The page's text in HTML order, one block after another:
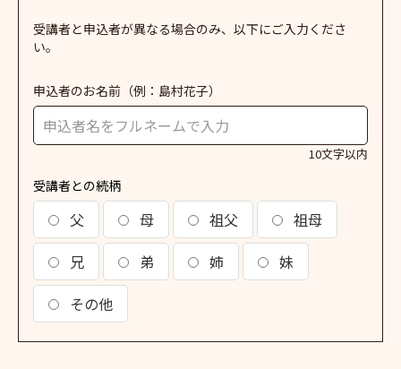
受講者と申込者が異なる場合のみ、以下にご入力くださ
い。
申込者のお名前 （例：島村花子）
10文字以内
受講者との続柄
父 母 祖父
祖母
兄
弟 姉
妹
その他